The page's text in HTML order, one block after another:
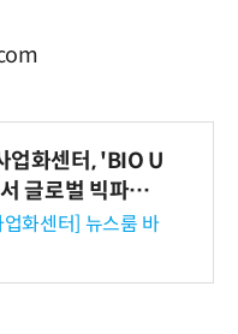
업화센터, 'BIO U
글로벌 빅파마
스 미팅 지원…K
진출 교두보 확
업화센터] 뉴스룸 바